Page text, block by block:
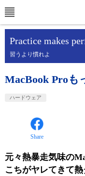
Practice makes
習うより慣れよ
MacBook Proも
ハードウェア
Share
元々熱暴走気味の
こちがヤレてきて